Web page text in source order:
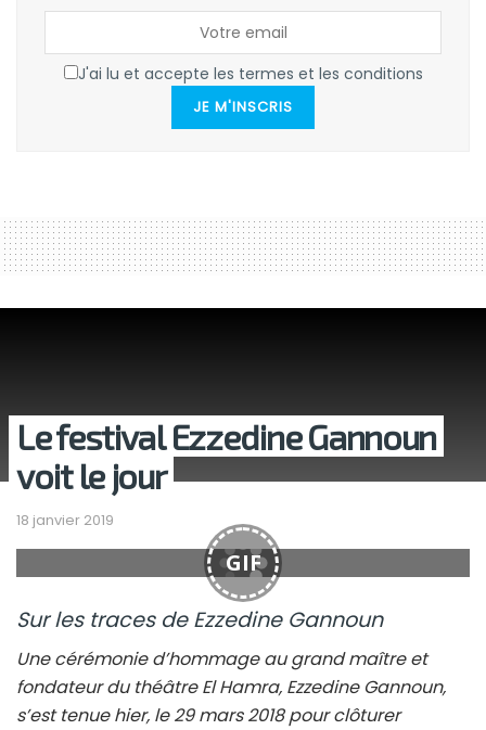
J'ai lu et accepte les termes et les conditions
JE M'INSCRIS
Le festival Ezzedine Gannoun
voit le jour
18 janvier 2019
GIF
Sur les traces de Ezzedine Gannoun
Une cérémonie d’hommage au grand maître et
fondateur du théâtre El Hamra, Ezzedine Gannoun,
s’est tenue hier, le 29 mars 2018 pour clôturer